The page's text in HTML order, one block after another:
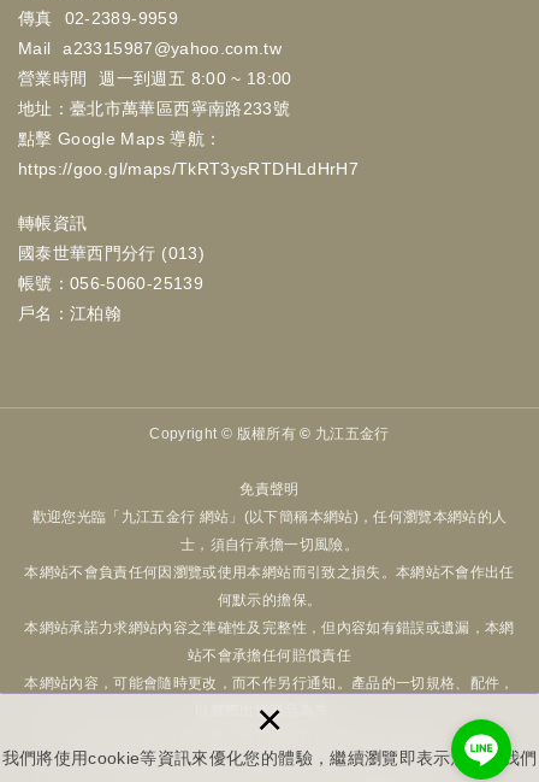
我們將使用cookie等資訊來優化您的體驗，繼續瀏覽即表示您同意我們
×
傳真
02-2389-9959
Mail
a23315987@yahoo.com.tw
營業時間
週一到週五 8:00 ~ 18:00
地址：臺北市萬華區西寧南路233號
點擊 Google Maps 導航：
https://goo.gl/maps/TkRT3ysRTDHLdHrH7
轉帳資訊
國泰世華西門分行 (013)
帳號：056-5060-25139
戶名：江柏翰
Copyright © 版權所有 © 九江五金行
免責聲明
歡迎您光臨「九江五金行 網站」(以下簡稱本網站)，任何瀏覽本網站的人
士，須自行承擔一切風險。
本網站不會負責任何因瀏覽或使用本網站而引致之損失。本網站不會作出任
何默示的擔保。
本網站承諾力求網站內容之準確性及完整性，但內容如有錯誤或遺漏，本網
站不會承擔任何賠償責任
本網站內容，可能會隨時更改，而不作另行通知。產品的一切規格、配件，
以實際出貨商品為準。
本網站可隨時停止或變更資料及有關條款而毋須事前通知用戶。